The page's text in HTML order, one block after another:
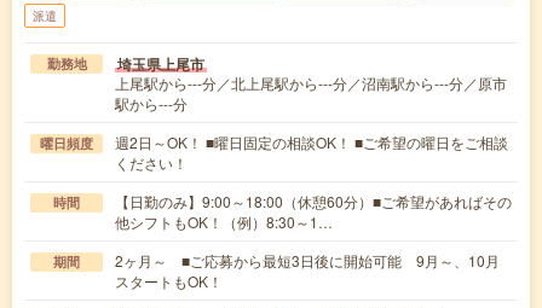
派遣
勤務地 埼玉県上尾市
上尾駅から---分／北上尾駅から---分／沼南駅から---分／原市
駅から---分
曜日頻度
週2日～OK！ ■曜日固定の相談OK！ ■ご希望の曜日をご相談
ください！
時間
【日勤のみ】9:00～18:00（休憩60分）■ご希望があればその
他シフトもOK！（例）8:30～1…
期間
2ヶ月～ ■ご応募から最短3日後に開始可能 9月～、10月
スタートもOK！